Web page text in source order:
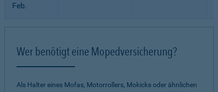
Feb.
Wer benötigt eine Mopedversicherung?
Als Halter eines Mofas, Motorrollers, Mokicks oder ähnlichen